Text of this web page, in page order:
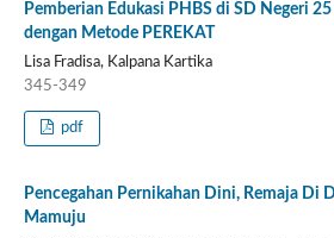
Pemberian Edukasi PHBS di SD Negeri
dengan Metode PEREKAT
Lisa Fradisa, Kalpana Kartika
345-349
pdf
Pencegahan Pernikahan Dini, Remaja Di
Mamuju